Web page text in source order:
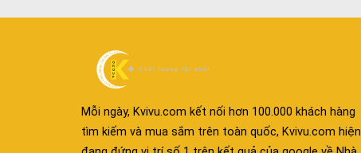
Mỗi ngày, Kvivu.com kết nối hơn 100.000 khách hàng
tìm kiếm và mua sắm trên toàn quốc, Kvivu.com hiện